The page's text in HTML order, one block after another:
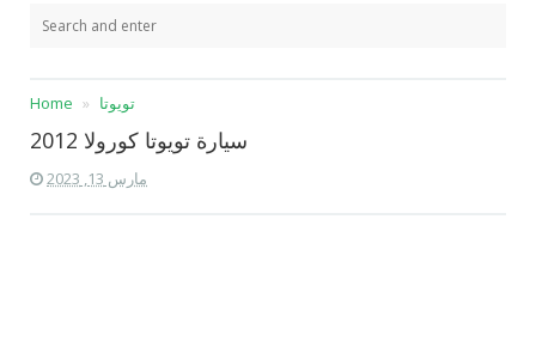
Home تويوتا
سيارة تويوتا كورولا 2012
مارس 13, 2023